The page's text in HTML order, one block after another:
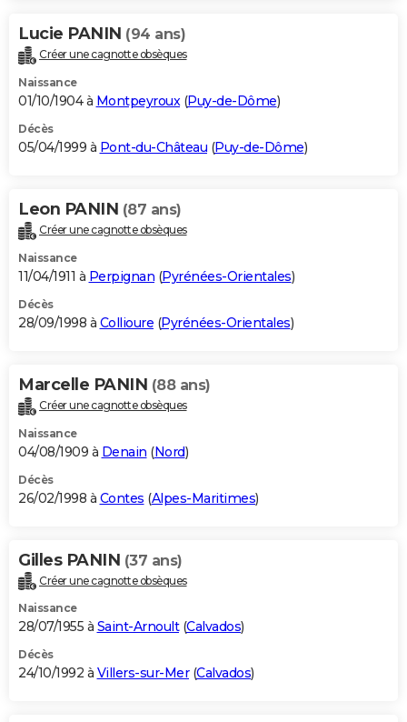
Lucie PANIN (94 ans)
Créer une cagnotte obsèques
Naissance
01/10/1904 à Montpeyroux(Puy-de-Dôme)
Décès
05/04/1999 à Pont-du-Château (Puy-de-Dôme)
Leon PANIN (87 ans)
Créer une cagnotte obsèques
Naissance
11/04/1911 à Perpignan (Pyrénées-Orientales)
Décès
28/09/1998 à Collioure (Pyrénées-Orientales)
Marcelle PANIN (88 ans)
Créer une cagnotte obsèques
Naissance
04/08/1909 à Denain (Nord)
Décès
26/02/1998 à Contes (Alpes-Maritimes)
Gilles PANIN (37 ans)
Créer une cagnotte obsèques
Naissance
28/07/1955 à Saint-Arnoult(Calvados)
Décès
24/10/1992 à Villers-sur-Mer(Calvados)